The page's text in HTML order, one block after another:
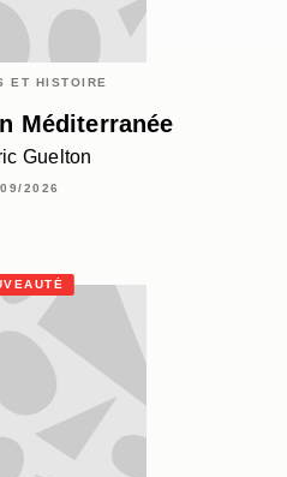
ET HISTOIRE
Méditerranée
Guelton
2026